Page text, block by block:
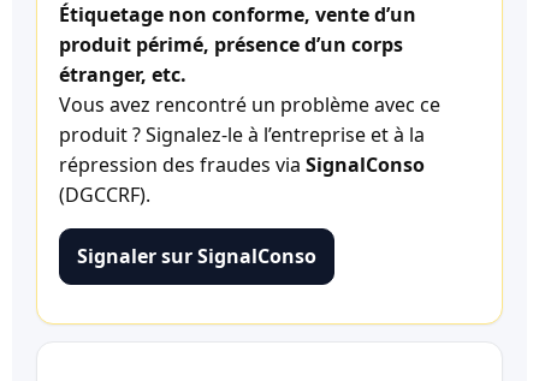
Étiquetage non conforme, vente d’un
produit périmé, présence d’un corps
étranger, etc.
Vous avez rencontré un problème avec ce
produit ? Signalez-le à l’entreprise et à la
répression des fraudes via SignalConso
(DGCCRF).
Signaler sur SignalConso